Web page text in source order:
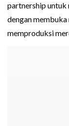
partnership untuk
dengan
memproduksi